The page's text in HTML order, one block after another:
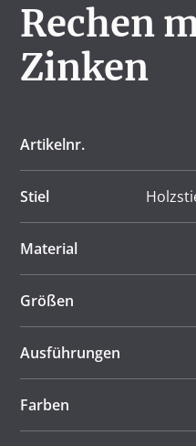
Rechen
Zinken
Artikelnr.
Stiel
Material
Größen
Ausführungen
Farben